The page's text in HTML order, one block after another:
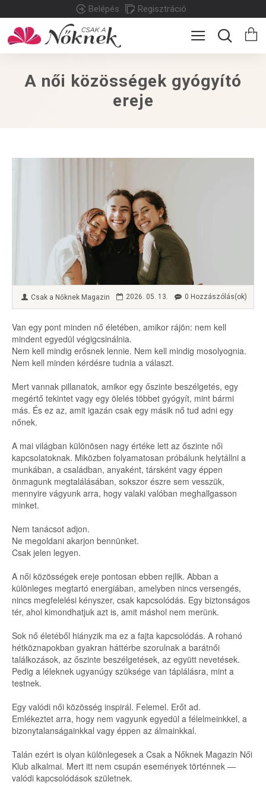
Belépés Regisztráció
A női közösségek gyógyító
ereje
Csak a Nőknek Magazin 2026. 05. 13. 0 Hozzászólás(ok)
Van egy pont minden nő életében, amikor rájön: nem kell
mindent egyedül végigcsinálnia.
Nem kell mindig erősnek lennie. Nem kell mindig mosolyognia.
Nem kell minden kérdésre tudnia a választ.
Mert vannak pillanatok, amikor egy őszinte beszélgetés, egy
megértő tekintet vagy egy ölelés többet gyógyít, mint bármi
más. És ez az, amit igazán csak egy másik nő tud adni egy
nőnek.
A mai világban különösen nagy értéke lett az őszinte női
kapcsolatoknak. Miközben folyamatosan próbálunk helytállni a
munkában, a családban, anyaként, társként vagy éppen
önmagunk megtalálásában, sokszor észre sem vesszük,
mennyire vágyunk arra, hogy valaki valóban meghallgasson
minket.
Nem tanácsot adjon.
Ne megoldani akarjon bennünket.
Csak jelen legyen.
A női közösségek ereje pontosan ebben rejlik. Abban a
különleges megtartó energiában, amelyben nincs versengés,
nincs megfelelési kényszer, csak kapcsolódás. Egy biztonságos
tér, ahol kimondhatjuk azt is, amit máshol nem merünk.
Sok nő életéből hiányzik ma ez a fajta kapcsolódás. A rohanó
hétköznapokban gyakran háttérbe szorulnak a barátnői
találkozások, az őszinte beszélgetések, az együtt nevetések.
Pedig a léleknek ugyanúgy szüksége van táplálásra, mint a
testnek.
Egy valódi női közösség inspirál. Felemel. Erőt ad.
Emlékeztet arra, hogy nem vagyunk egyedül a félelmeinkkel, a
bizonytalanságainkkal vagy éppen az álmainkkal.
Talán ezért is olyan különlegesek a Csak a Nőknek Magazin Női
Klub alkalmai. Mert itt nem csupán események történnek —
valódi kapcsolódások születnek.